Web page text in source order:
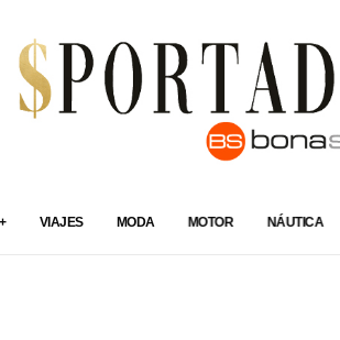
VIAJES MODA MOTOR NÁUTICA